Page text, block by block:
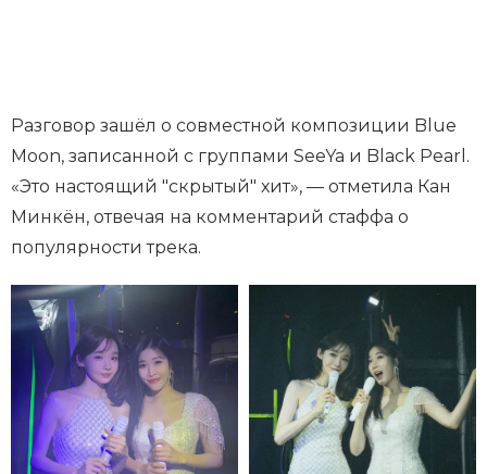
Разговор зашёл о совместной композиции Blue
Moon, записанной с группами SeeYa и Black Pearl.
«Это настоящий "скрытый" хит», — отметила Кан
Минкён, отвечая на комментарий стаффа о
популярности трека.